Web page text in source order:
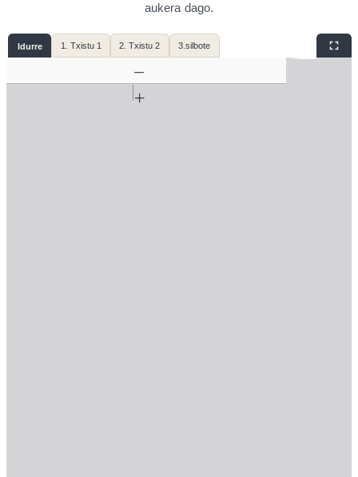
aukera dago.
Idurre 1. Txistu 1 2. Txistu 2 3.silbote